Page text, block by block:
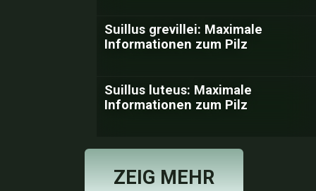
Suillus grevillei: Maximale
Informationen zum Pilz
Suillus luteus: Maximale
Informationen zum Pilz
ZEIG MEHR